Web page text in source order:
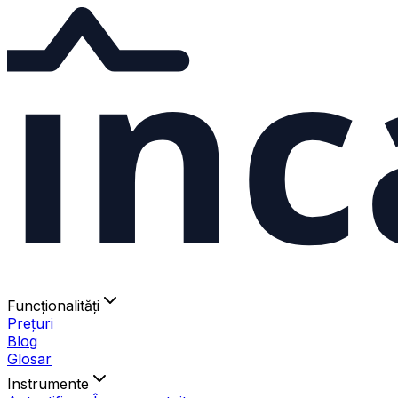
Funcționalități
Prețuri
Blog
Glosar
Instrumente